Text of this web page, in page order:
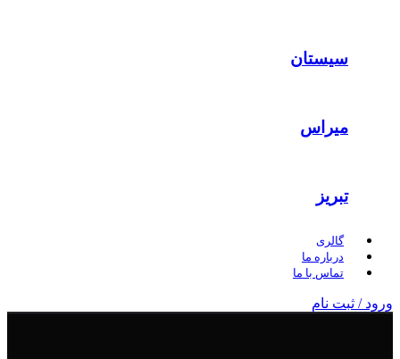
سیستان
میراس
تبریز
گالری
درباره ما
تماس با ما
ورود / ثبت نام